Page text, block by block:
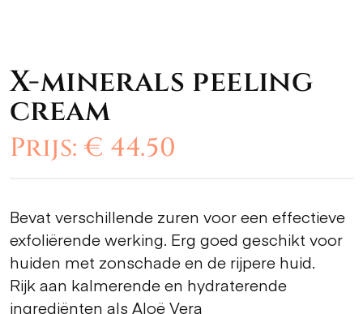
X-minerals peeling
cream
Prijs: € 44.50
Bevat verschillende zuren voor een effectieve
exfoliërende werking. Erg goed geschikt voor
huiden met zonschade en de rijpere huid.
Rijk aan kalmerende en hydraterende
ingrediënten als Aloë Vera